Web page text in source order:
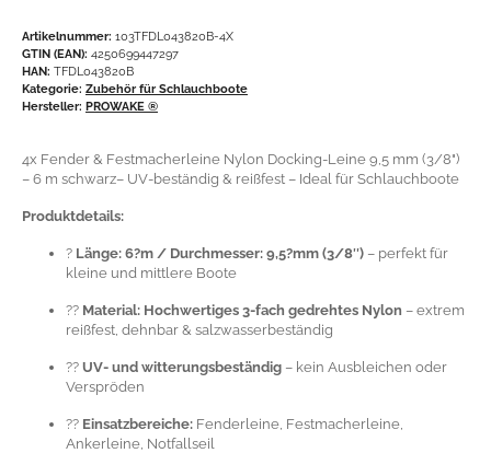
Artikelnummer: 103TFDL043820B-4X
GTIN (EAN): 4250699447297
HAN: TFDL043820B
Kategorie: Zubehör für Schlauchboote
Hersteller: PROWAKE ®
4x Fender & Festmacherleine Nylon Docking-Leine 9,5 mm (3/8")
– 6 m schwarz– UV-beständig & reißfest – Ideal für Schlauchboote
Produktdetails:
? Länge: 6?m / Durchmesser: 9,5?mm (3/8″) – perfekt für
kleine und mittlere Boote
?? Material: Hochwertiges 3-fach gedrehtes Nylon – extrem
reißfest, dehnbar & salzwasserbeständig
?? UV- und witterungsbeständig – kein Ausbleichen oder
Verspröden
?? Einsatzbereiche: Fenderleine, Festmacherleine,
Ankerleine, Notfallseil